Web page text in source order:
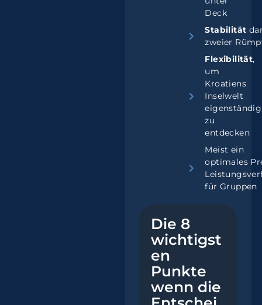
Deck
Stabilität
zweier
Flexibilität,
um
Kroatiens
Inselwelt
eigenständig
zu
entdecken
Meist ein
optimales
für Gruppen
Die 8
wichtigst
en
Punkte
wenn die